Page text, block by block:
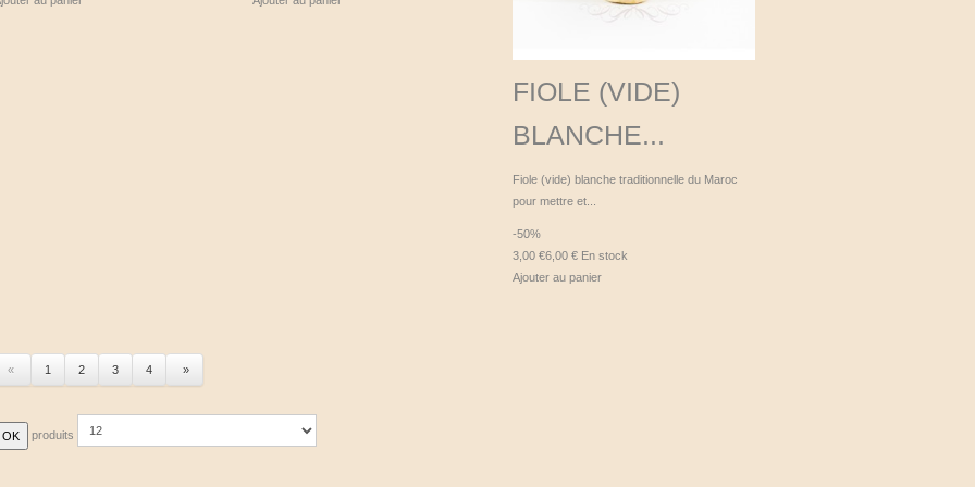
FIOLE (VIDE)
BLANCHE...
Fiole (vide) blanche traditionnelle du Maroc
pour mettre et...
-50%
3,00 €6,00 € En stock
Ajouter au panier
« 1 2 3 4 »
produits